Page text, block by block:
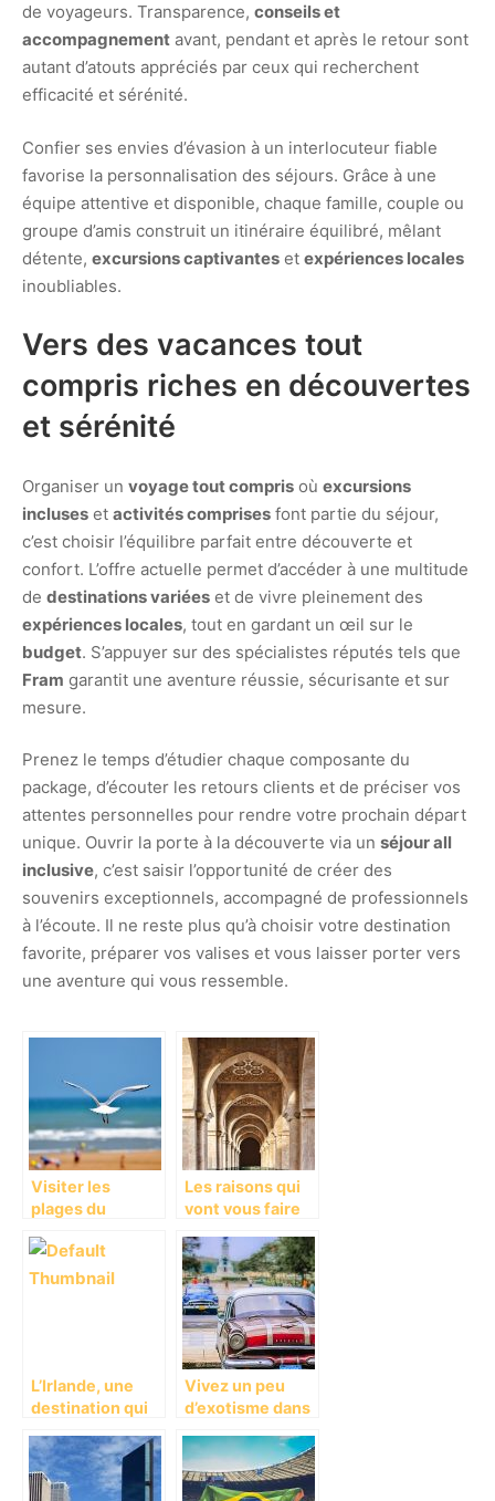
de voyageurs. Transparence, conseils et
accompagnement avant, pendant et après le retour sont
autant d’atouts appréciés par ceux qui recherchent
efficacité et sérénité.
Confier ses envies d’évasion à un interlocuteur fiable
favorise la personnalisation des séjours. Grâce à une
équipe attentive et disponible, chaque famille, couple ou
groupe d’amis construit un itinéraire équilibré, mêlant
détente, excursions captivantes et expériences locales
inoubliables.
Vers des vacances tout
compris riches en découvertes
et sérénité
Organiser un voyage tout compris où excursions
incluses et activités comprises font partie du séjour,
c’est choisir l’équilibre parfait entre découverte et
confort. L’offre actuelle permet d’accéder à une multitude
de destinations variées et de vivre pleinement des
expériences locales, tout en gardant un œil sur le
budget. S’appuyer sur des spécialistes réputés tels que
Fram garantit une aventure réussie, sécurisante et sur
mesure.
Prenez le temps d’étudier chaque composante du
package, d’écouter les retours clients et de préciser vos
attentes personnelles pour rendre votre prochain départ
unique. Ouvrir la porte à la découverte via un séjour all
inclusive, c’est saisir l’opportunité de créer des
souvenirs exceptionnels, accompagné de professionnels
à l’écoute. Il ne reste plus qu’à choisir votre destination
favorite, préparer vos valises et vous laisser porter vers
une aventure qui vous ressemble.
Visiter les
plages du
Les raisons qui
vont vous faire
L’Irlande, une
destination qui
Vivez un peu
d’exotisme dans